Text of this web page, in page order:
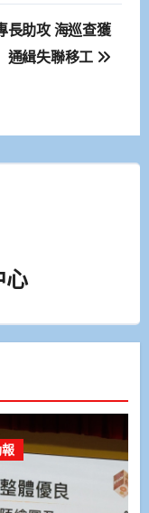
長助攻 海巡查獲
通緝失聯移工
心